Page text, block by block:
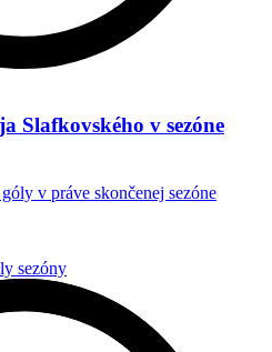
Slafkovského v sezóne
v práve skončenej sezóne